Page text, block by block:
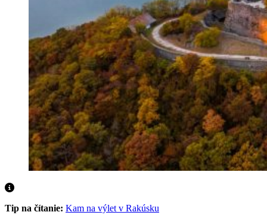
Tip na čítanie: Kam na výlet v Rakúsku